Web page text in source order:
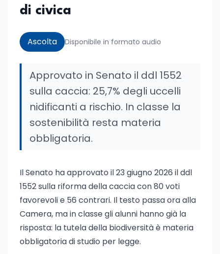
di civica
Ascolta Disponibile in formato audio
Approvato in Senato il ddl 1552
sulla caccia: 25,7% degli uccelli
nidificanti a rischio. In classe la
sostenibilità resta materia
obbligatoria.
Il Senato ha approvato il 23 giugno 2026 il ddl
1552 sulla riforma della caccia con 80 voti
favorevoli e 56 contrari. Il testo passa ora alla
Camera, ma in classe gli alunni hanno già la
risposta: la tutela della biodiversità è materia
obbligatoria di studio per legge.